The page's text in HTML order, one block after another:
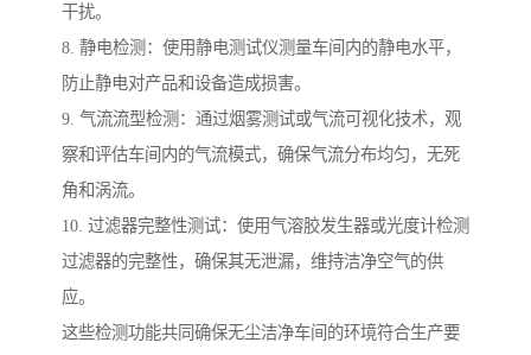
干扰。
8. 静电检测：使用静电测试仪测量车间内的静电水平，
防止静电对产品和设备造成损害。
9. 气流流型检测：通过烟雾测试或气流可视化技术，观
察和评估车间内的气流模式，确保气流分布均匀，无死
角和涡流。
10. 过滤器完整性测试：使用气溶胶发生器或光度计检测
过滤器的完整性，确保其无泄漏，维持洁净空气的供
应。
这些检测功能共同确保无尘洁净车间的环境符合生产要